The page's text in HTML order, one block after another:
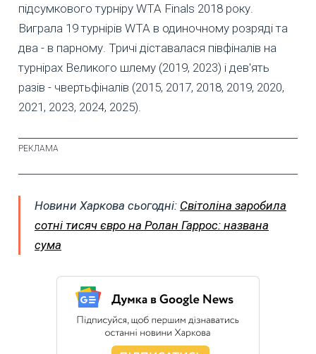
підсумкового турніру WTA Finals 2018 року.
Виграла 19 турнірів WTA в одиночному розряді та
два - в парному. Тричі діставалася півфіналів на
турнірах Великого шлему (2019, 2023) і дев'ять
разів - чвертьфіналів (2015, 2017, 2018, 2019, 2020,
2021, 2023, 2024, 2025).
Новини Харкова сьогодні: Світоліна заробила
сотні тисяч євро на Ролан Гаррос: названа
сума